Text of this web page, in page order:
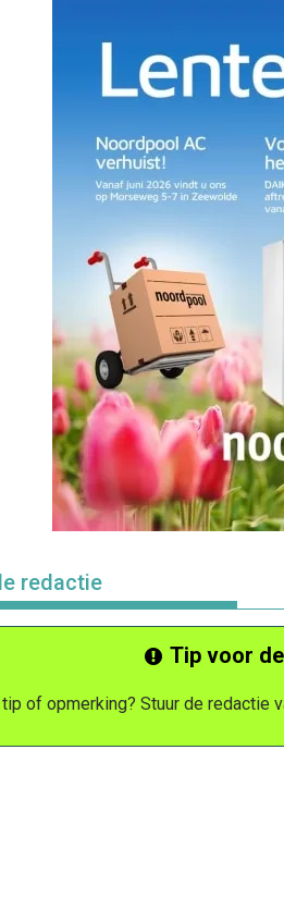
redactie
Tip voor
of opmerking? Stuur de redactie